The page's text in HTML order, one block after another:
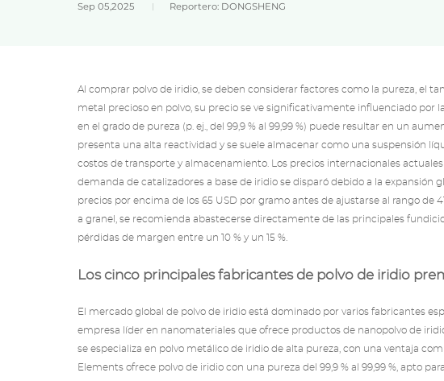
Sep 05,2025 Reportero: DONGSHENG
Al comprar polvo de iridio, se deben considerar factores como la pureza, el
metal precioso en polvo, su precio se ve significativamente influenciado por
en el grado de pureza (p. ej., del 99,9 % al 99,99 %) puede resultar en un
presenta una alta reactividad y se suele almacenar como una suspensión
costos de transporte y almacenamiento. Los precios internacionales
demanda de catalizadores a base de iridio se disparó debido a la expansión
precios por encima de los 65 USD por gramo antes de ajustarse al rango de
a granel, se recomienda abastecerse directamente de las principales
pérdidas de margen entre un 10 % y un 15 %.
Los cinco principales fabricantes de polvo de iridio
El mercado global de polvo de iridio está dominado por varios fabricantes
empresa líder en nanomateriales que ofrece productos de nanopolvo de
se especializa en polvo metálico de iridio de alta pureza, con una ventaja
Elements ofrece polvo de iridio con una pureza del 99,9 % al 99,99 %, apto